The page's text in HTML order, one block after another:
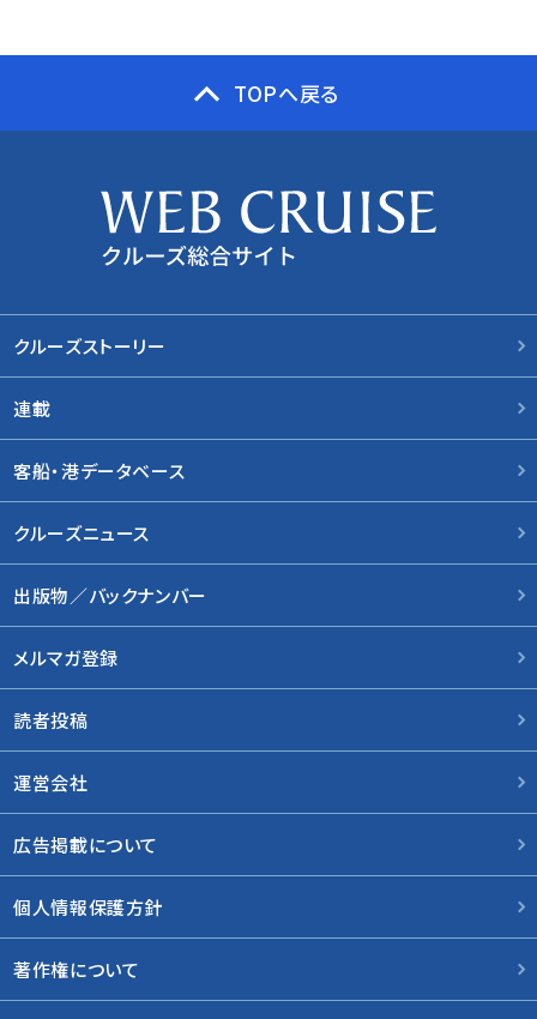
TOPへ戻る
クルーズストーリー
連載
客船・港データベース
クルーズニュース
出版物／バックナンバー
メルマガ登録
読者投稿
運営会社
広告掲載について
個人情報保護方針
著作権について